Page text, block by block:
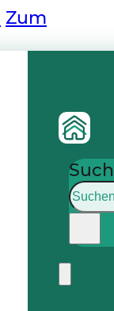
Zum